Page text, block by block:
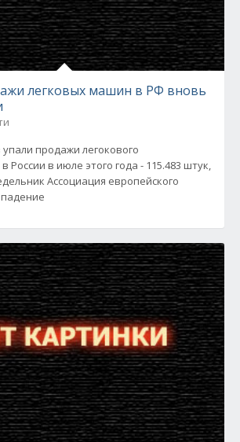
легковых машин в РФ вновь
продажи легокового
России в июле этого года - 115.483 штук,
Ассоциация европейского